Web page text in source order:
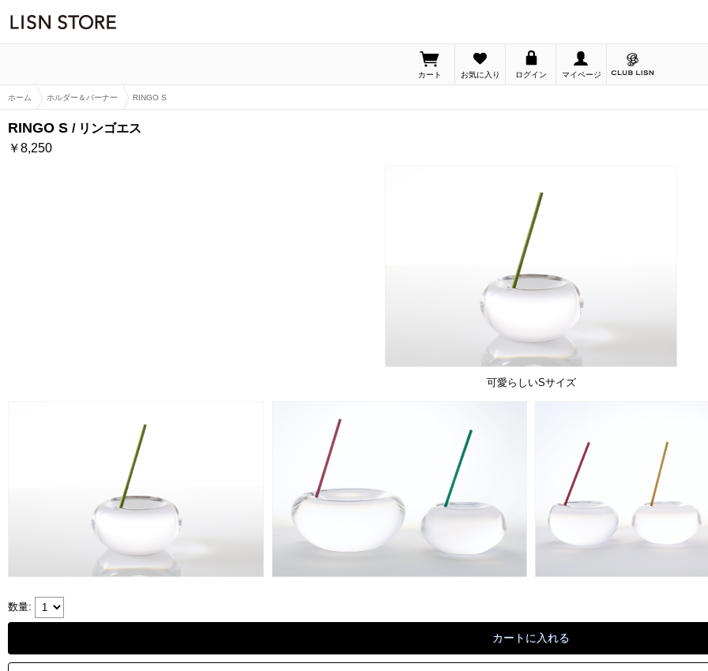
カート お気に入り ログイン マイページ
ホーム ホルダー＆バーナー RINGO S
可愛らしいSサイズ
RINGO S
リンゴエス
￥8,250